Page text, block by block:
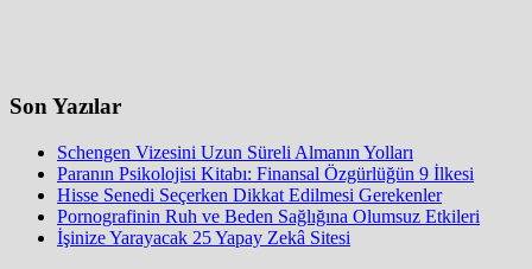
Son Yazılar
Schengen Vizesini Uzun Süreli Almanın Yolları
Paranın Psikolojisi Kitabı: Finansal Özgürlüğün 9 İlkesi
Hisse Senedi Seçerken Dikkat Edilmesi Gerekenler
Pornografinin Ruh ve Beden Sağlığına Olumsuz Etkileri
İşinize Yarayacak 25 Yapay Zekâ Sitesi